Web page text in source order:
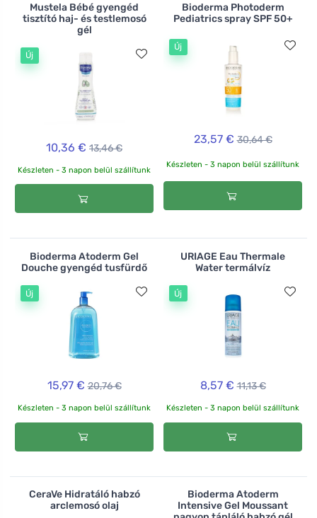
Mustela Bébé gyengéd
tisztító haj- és testlemosó
gél
Új
10,36 € 13,46 €
Készleten - 3 napon belül szállítunk
Bioderma Photoderm
Pediatrics spray SPF 50+
Új
23,57 € 30,64 €
Készleten - 3 napon belül szállítunk
Bioderma Atoderm Gel
Douche gyengéd tusfürdő
Új
15,97 € 20,76 €
Készleten - 3 napon belül szállítunk
URIAGE Eau Thermale
Water termálvíz
Új
8,57 € 11,13 €
Készleten - 3 napon belül szállítunk
CeraVe Hidratáló habzó
arclemosó olaj
Bioderma Atoderm
Intensive Gel Moussant